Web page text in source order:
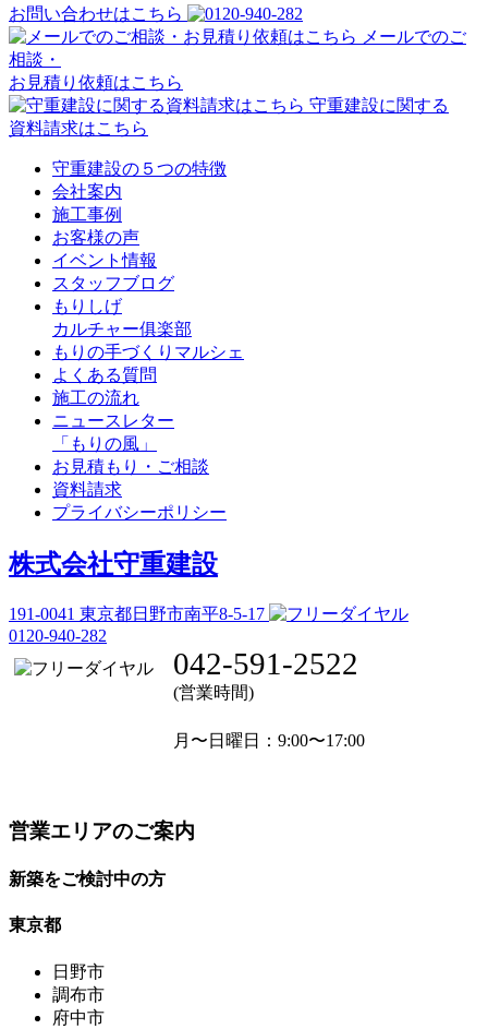
お問い合わせはこちら
メールでのご
相談・
お見積り依頼はこちら
守重建設に関する
資料請求はこちら
守重建設の５つの特徴
会社案内
施工事例
お客様の声
イベント情報
スタッフブログ
もりしげ
カルチャー俱楽部
もりの手づくりマルシェ
よくある質問
施工の流れ
ニュースレター
「もりの風」
お見積もり・ご相談
資料請求
プライバシーポリシー
株式会社守重建設
191-0041 東京都日野市南平8-5-17
0120-940-282
042-591-2522
(営業時間)
月〜日曜日 ：9:00〜17:00
営業エリアのご案内
新築をご検討中の方
東京都
日野市
調布市
府中市